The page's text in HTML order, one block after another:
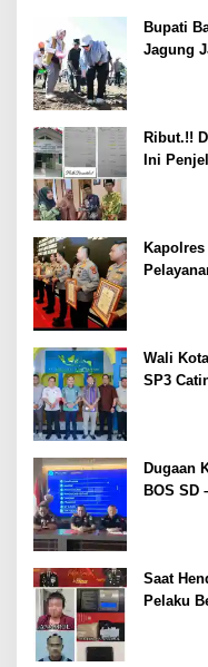
Bupati
Jagung
Ribut.!!
Ini
Wali
SP3
Dugaan
BOS SD
Saat
Pelaku